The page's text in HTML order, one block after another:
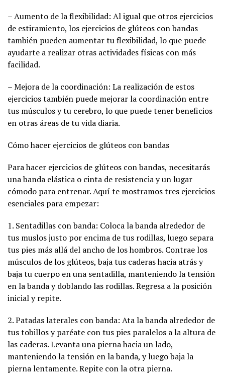
– Aumento de la flexibilidad: Al igual que otros ejercicios
de estiramiento, los ejercicios de glúteos con bandas
también pueden aumentar tu flexibilidad, lo que puede
ayudarte a realizar otras actividades físicas con más
facilidad.
– Mejora de la coordinación: La realización de estos
ejercicios también puede mejorar la coordinación entre
tus músculos y tu cerebro, lo que puede tener beneficios
en otras áreas de tu vida diaria.
Cómo hacer ejercicios de glúteos con bandas
Para hacer ejercicios de glúteos con bandas, necesitarás
una banda elástica o cinta de resistencia y un lugar
cómodo para entrenar. Aquí te mostramos tres ejercicios
esenciales para empezar:
1. Sentadillas con banda: Coloca la banda alrededor de
tus muslos justo por encima de tus rodillas, luego separa
tus pies más allá del ancho de los hombros. Contrae los
músculos de los glúteos, baja tus caderas hacia atrás y
baja tu cuerpo en una sentadilla, manteniendo la tensión
en la banda y doblando las rodillas. Regresa a la posición
inicial y repite.
2. Patadas laterales con banda: Ata la banda alrededor de
tus tobillos y paréate con tus pies paralelos a la altura de
las caderas. Levanta una pierna hacia un lado,
manteniendo la tensión en la banda, y luego baja la
pierna lentamente. Repite con la otra pierna.